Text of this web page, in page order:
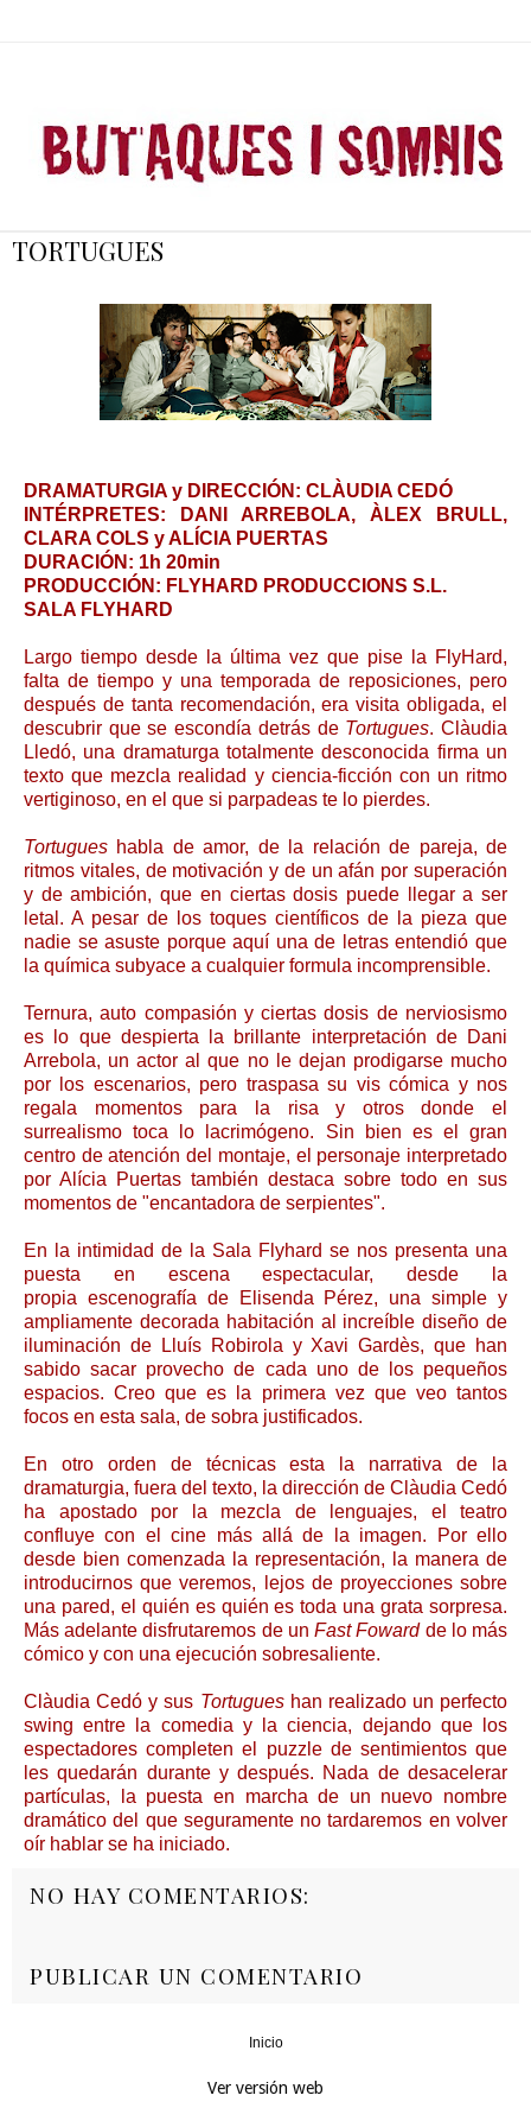
TORTUGUES
DRAMATURGIA y DIRECCIÓN: CLÀUDIA CEDÓ
INTÉRPRETES: DANI ARREBOLA, ÀLEX BRULL,
CLARA COLS y ALÍCIA PUERTAS
DURACIÓN: 1h 20min
PRODUCCIÓN: FLYHARD PRODUCCIONS S.L.
SALA FLYHARD
Largo tiempo desde la última vez que pise la FlyHard,
falta de tiempo y una temporada de reposiciones, pero
después de tanta recomendación, era visita obligada, el
descubrir que se escondía detrás de Tortugues. Clàudia
Lledó, una dramaturga totalmente desconocida firma un
texto que mezcla realidad y ciencia-ficción con un ritmo
vertiginoso, en el que si parpadeas te lo pierdes.
Tortugues habla de amor, de la relación de pareja, de
ritmos vitales, de motivación y de un afán por superación
y de ambición, que en ciertas dosis puede llegar a ser
letal. A pesar de los toques científicos de la pieza que
nadie se asuste porque aquí una de letras entendió que
la química subyace a cualquier formula incomprensible.
Ternura, auto compasión y ciertas dosis de nerviosismo
es lo que despierta la brillante interpretación de Dani
Arrebola, un actor al que no le dejan prodigarse mucho
por los escenarios, pero traspasa su vis cómica y nos
regala momentos para la risa y otros donde el
surrealismo toca lo lacrimógeno. Sin bien es el gran
centro de atención del montaje, el personaje interpretado
por Alícia Puertas también destaca sobre todo en sus
momentos de "encantadora de serpientes".
En la intimidad de la Sala Flyhard se nos presenta una
puesta en escena espectacular, desde la
propia escenografía de Elisenda Pérez, una simple y
ampliamente decorada habitación al increíble diseño de
iluminación de Lluís Robirola y Xavi Gardès, que han
sabido sacar provecho de cada uno de los pequeños
espacios. Creo que es la primera vez que veo tantos
focos en esta sala, de sobra justificados.
En otro orden de técnicas esta la narrativa de la
dramaturgia, fuera del texto, la dirección de Clàudia Cedó
ha apostado por la mezcla de lenguajes, el teatro
confluye con el cine más allá de la imagen. Por ello
desde bien comenzada la representación, la manera de
introducirnos que veremos, lejos de proyecciones sobre
una pared, el quién es quién es toda una grata sorpresa.
Más adelante disfrutaremos de unFast Fowardde lo más
cómico y con una ejecución sobresaliente.
Clàudia Cedó y sus Tortugueshan realizado un perfecto
swing entre la comedia y la ciencia, dejando que los
espectadores completen el puzzle de sentimientos que
les quedarán durante y después. Nada de desacelerar
partículas, la puesta en marcha de un nuevo nombre
dramático del que seguramente no tardaremos en volver
oír hablar se ha iniciado.
NO HAY COMENTARIOS:
PUBLICAR UN COMENTARIO
Inicio
Ver versión web